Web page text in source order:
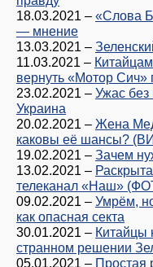
18.03.2021 – «Слова
— мнение
13.03.2021 –
11.03.2021 –
вернуть «Мотор Сич»
23.02.2021 – Ужас без
Украина
20.02.2021 – Жена
каковы её шансы?
19.02.2021 – Зачем
13.02.2021 –
телеканал «Наш»
09.02.2021 – Умрём,
как опасная секта
30.01.2021 – Китайцы
странном решении
05.01.2021 – Простая